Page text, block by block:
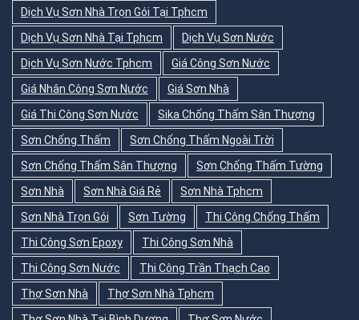
Dịch Vụ Sơn Nhà Trọn Gói Tại Tphcm
Dịch Vụ Sơn Nhà Tại Tphcm
Dịch Vụ Sơn Nước
Dịch Vụ Sơn Nước Tphcm
Giá Công Sơn Nước
Giá Nhân Công Sơn Nước
Giá Sơn Nhà
Giá Thi Công Sơn Nước
Sika Chống Thấm Sân Thượng
Sơn Chống Thấm
Sơn Chống Thấm Ngoài Trời
Sơn Chống Thấm Sân Thượng
Sơn Chống Thấm Tường
Sơn Nhà
Sơn Nhà Giá Rẻ
Sơn Nhà Tphcm
Sơn Nhà Trọn Gói
Sơn Tường
Thi Công Chống Thấm
Thi Công Sơn Epoxy
Thi Công Sơn Nhà
Thi Công Sơn Nước
Thi Công Trần Thạch Cao
Thợ Sơn Nhà
Thợ Sơn Nhà Tphcm